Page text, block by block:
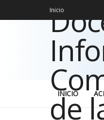
Inicio
INICIO